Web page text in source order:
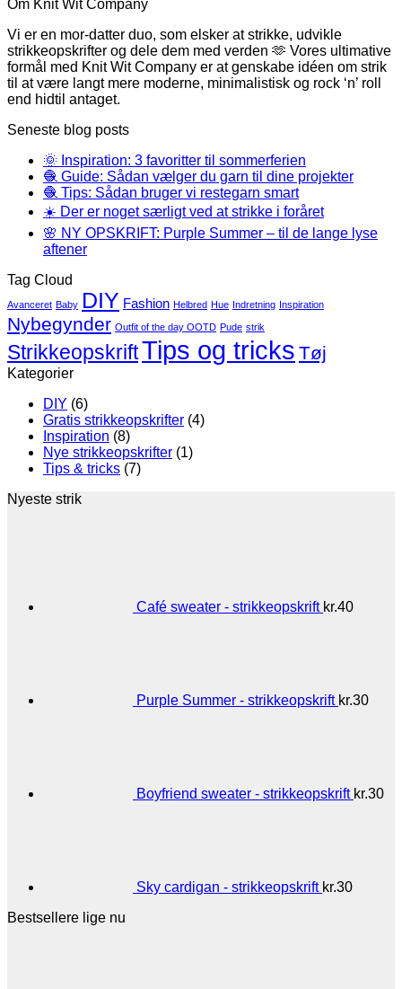
Om Knit Wit Company
Vi er en mor-datter duo, som elsker at strikke, udvikle
strikkeopskrifter og dele dem med verden 🫶 Vores ultimative
formål med Knit Wit Company er at genskabe idéen om strik
til at være langt mere moderne, minimalistisk og rock ‘n’ roll
end hidtil antaget.
Seneste blog posts
🌞 Inspiration: 3 favoritter til sommerferien
🧶 Guide: Sådan vælger du garn til dine projekter
🧶 Tips: Sådan bruger vi restegarn smart
☀️ Der er noget særligt ved at strikke i foråret
🌸 NY OPSKRIFT: Purple Summer – til de lange lyse
aftener
Tag Cloud
Avanceret Baby DIY Fashion Helbred Hue Indretning Inspiration
Nybegynder Outfit of the day OOTD Pude strik
StrikkeopskriftTips og tricks Tøj
Kategorier
DIY (6)
Gratis strikkeopskrifter (4)
Inspiration (8)
Nye strikkeopskrifter (1)
Tips & tricks (7)
Nyeste strik
Café sweater - strikkeopskrift kr.40
Purple Summer - strikkeopskrift kr.30
Boyfriend sweater - strikkeopskrift kr.30
Sky cardigan - strikkeopskrift kr.30
Bestsellere lige nu